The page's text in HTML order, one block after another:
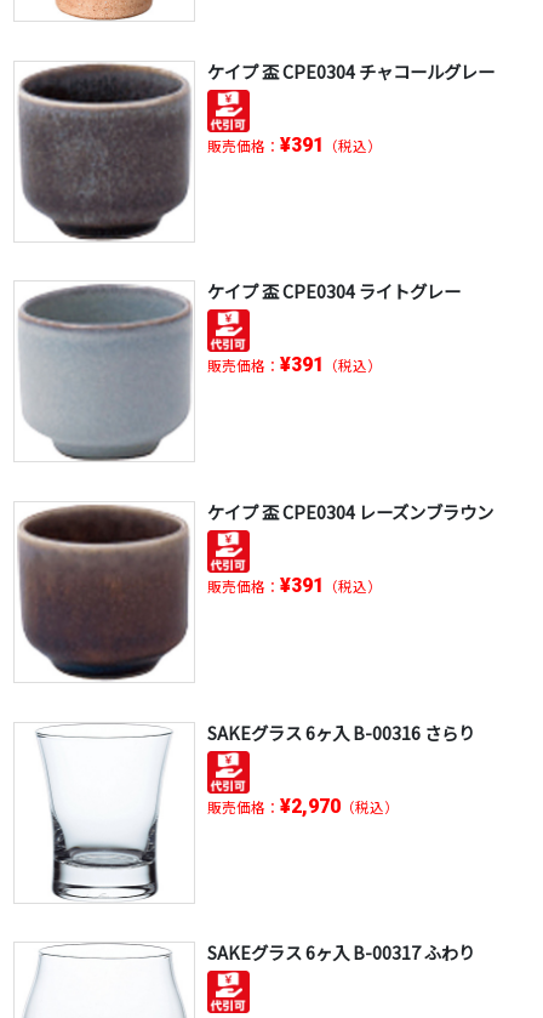
ケイプ 盃 CPE0304 チャコールグレー
販売価格： ¥391 （税込）
ケイプ 盃 CPE0304 ライトグレー
販売価格： ¥391 （税込）
ケイプ 盃 CPE0304 レーズンブラウン
販売価格： ¥391 （税込）
SAKEグラス 6ヶ入 B-00316 さらり
販売価格： ¥2,970（税込）
SAKEグラス 6ヶ入 B-00317 ふわり